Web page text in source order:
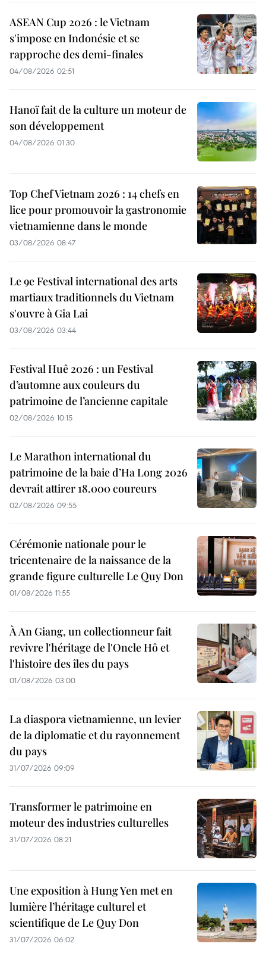
ASEAN Cup 2026 : le Vietnam
s'impose en Indonésie et se
rapproche des demi-finales
04/08/2026 02:51
Hanoï fait de la culture un moteur de
son développement
04/08/2026 01:30
Top Chef Vietnam 2026 : 14 chefs en
lice pour promouvoir la gastronomie
vietnamienne dans le monde
03/08/2026 08:47
Le 9e Festival international des arts
martiaux traditionnels du Vietnam
s'ouvre à Gia Lai
03/08/2026 03:44
Festival Huê 2026 : un Festival
d’automne aux couleurs du
patrimoine de l’ancienne capitale
02/08/2026 10:15
Le Marathon international du
patrimoine de la baie d’Ha Long 2026
devrait attirer 18.000 coureurs
02/08/2026 09:55
Cérémonie nationale pour le
tricentenaire de la naissance de la
grande figure culturelle Le Quy Don
01/08/2026 11:55
À An Giang, un collectionneur fait
revivre l'héritage de l'Oncle Hô et
l'histoire des îles du pays
01/08/2026 03:00
La diaspora vietnamienne, un levier
de la diplomatie et du rayonnement
du pays
31/07/2026 09:09
Transformer le patrimoine en
moteur des industries culturelles
31/07/2026 08:21
Une exposition à Hung Yen met en
lumière l’héritage culturel et
scientifique de Le Quy Don
31/07/2026 06:02